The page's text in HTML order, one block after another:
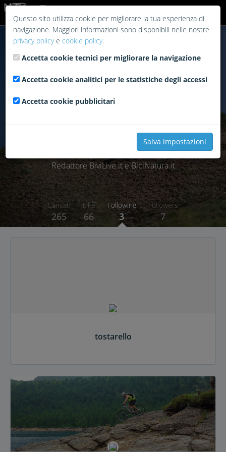
morfic82
Redattore BiviLive.it e BiciNatura.it
Caricati
265
Like
66
Following
3
Followers
7
tostarello
Questo sito utilizza cookie per migliorare la tua esperienza di
navigazione. Maggiori informazioni sono disponibili nelle nostre
privacy policye cookie policy.
Accetta cookie tecnici per migliorare la navigazione
Accetta cookie analitici per le statistiche degli accessi
Accetta cookie pubblicitari
Salva impostazioni